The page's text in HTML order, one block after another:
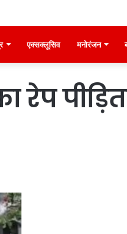
एक्सक्लूसिव मनोरंजन
रेप